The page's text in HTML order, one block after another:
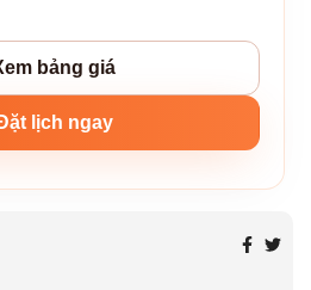
bảng giá
lịch ngay